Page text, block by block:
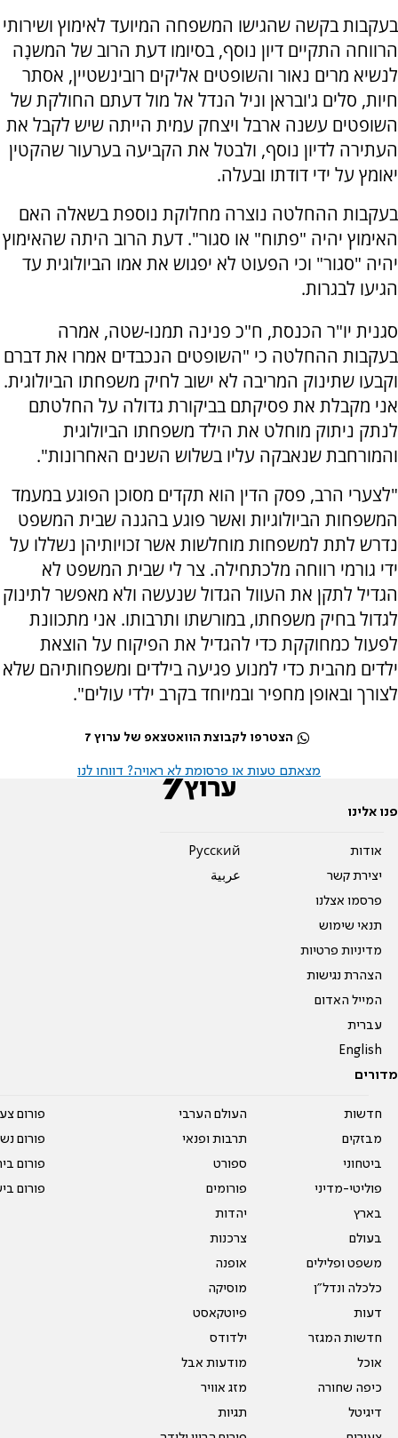
בעקבות בקשה שהגישו המשפחה המיועד לאימוץ ושירותי
הרווחה התקיים דיון נוסף, בסיומו דעת הרוב של המשנָה
לנשיא מרים נאור והשופטים אליקים רובינשטיין, אסתר
חיות, סלים ג'ובראן וניל הנדל אל מול דעתם החולקת של
השופטים עשנה ארבל ויצחק עמית הייתה שיש לקבל את
העתירה לדיון נוסף, ולבטל את הקביעה בערעור שהקטין
יאומץ על ידי דודתו ובעלה.
בעקבות ההחלטה נוצרה מחלוקת נוספת בשאלה האם
האימוץ יהיה "פתוח" או סגור". דעת הרוב היתה שהאימוץ
יהיה "סגור" וכי הפעוט לא יפגוש את אמו הביולוגית עד
הגיעו לבגרות.
סגנית יו"ר הכנסת, ח"כ פנינה תמנו-שטה, אמרה
בעקבות ההחלטה כי "השופטים הנכבדים אמרו את דברם
וקבעו שתינוק המריבה לא ישוב לחיק משפחתו הביולוגית.
אני מקבלת את פסיקתם בביקורת גדולה על החלטתם
לנתק ניתוק מוחלט את הילד משפחתו הביולוגית
והמורחבת שנאבקה עליו בשלוש השנים האחרונות".
"לצערי הרב, פסק הדין הוא תקדים מסוכן הפוגע במעמד
המשפחות הביולוגיות ואשר פוגע בהגנה שבית המשפט
נדרש לתת למשפחות מוחלשות אשר זכויותיהן נשללו על
ידי גורמי רווחה מלכתחילה. צר לי שבית המשפט לא
הגדיל לתקן את העוול הגדול שנעשה ולא מאפשר לתינוק
לגדול בחיק משפחתו, במורשתו ותרבותו. אני מתכוונת
לפעול כמחוקקת כדי להגדיל את הפיקוח על הוצאת
ילדים מהבית כדי למנוע פגיעה בילדים ומשפחותיהם שלא
לצורך ובאופן מחפיר ובמיוחד בקרב ילדי עולים".
הצטרפו לקבוצת הוואטצאפ של ערוץ 7
מצאתם טעות או פרסומת לא ראויה? דווחו לנו
פנו אלינו
אודות
יצירת קשר
פרסמו אצלנו
תנאי שימוש
מדיניות פרטיות
הצהרת נגישות
המייל האדום
עברית
English
Pусский
عربية
מדורים
חדשות
מבזקים
ביטחוני
פוליטי-מדיני
בארץ
בעולם
משפט ופלילים
כלכלה ונדל"ן
דעות
חדשות המגזר
אוכל
כיפה שחורה
דיגיטל
העולם הערבי
תרבות ופנאי
ספורט
פורומים
יהדות
צרכנות
אופנה
מוסיקה
פיוטקאסט
ילדודס
מודעות אבל
מזג אוויר
תגיות
פורום
פורום
פורום
פורום